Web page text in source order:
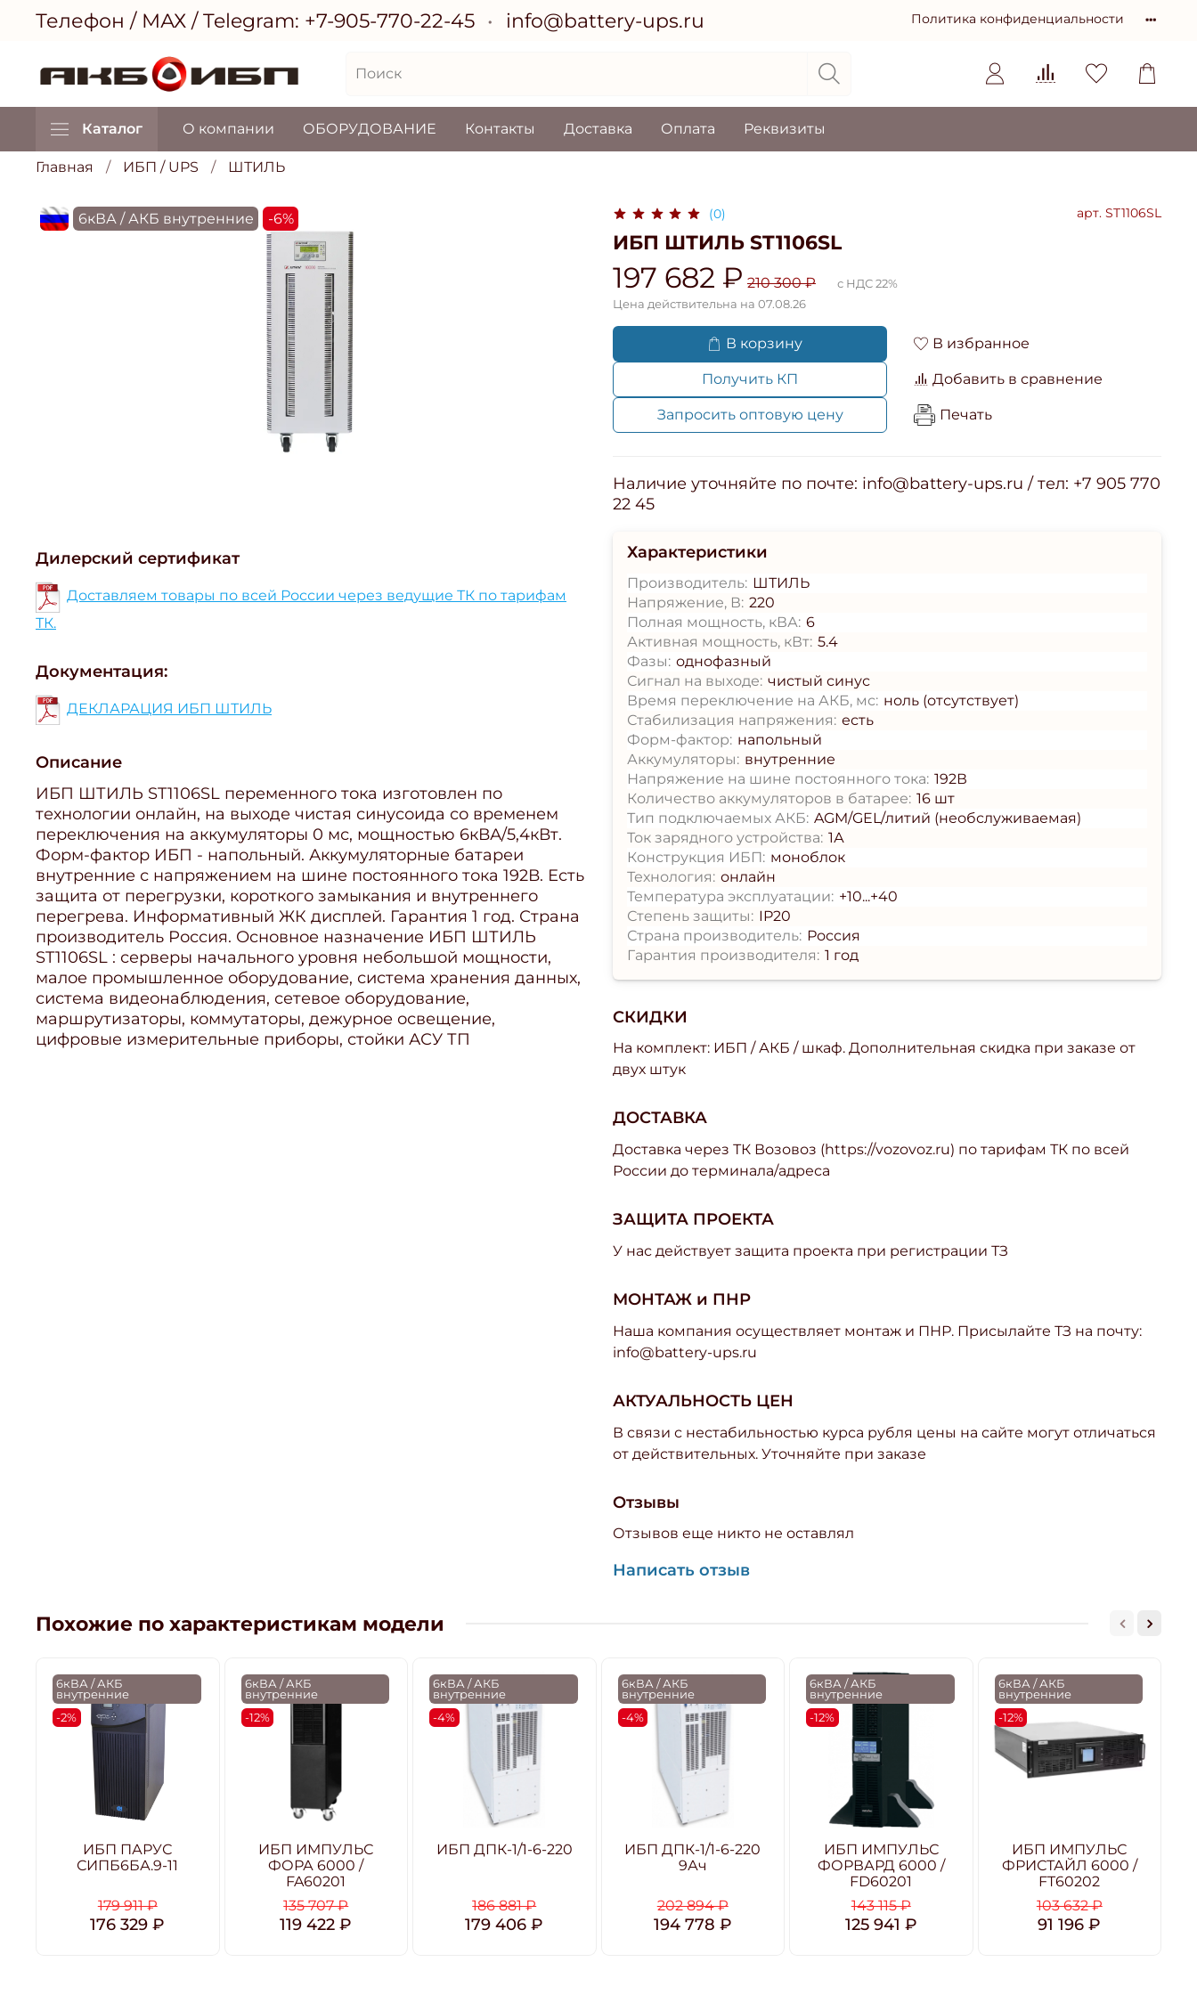
Политика конфиденциальности
Телефон / МАХ / Telegram: +7-905-770-22-45 info@battery-ups.ru
Каталог О компании ОБОРУДОВАНИЕ Контакты Доставка Оплата Реквизиты
Главная ИБП / UPS ШТИЛЬ
Дилерский сертификат
Доставляем товары по всей России через ведущие ТК по тарифам
ТК.
Документация:
ДЕКЛАРАЦИЯ ИБП ШТИЛЬ
Описание
ИБП ШТИЛЬ ST1106SL переменного тока изготовлен по
технологии онлайн, на выходе чистая синусоида со временем
переключения на аккумуляторы 0 мс, мощностью 6кВА/5,4кВт.
Форм-фактор ИБП - напольный. Аккумуляторные батареи
внутренние с напряжением на шине постоянного тока 192В. Есть
защита от перегрузки, короткого замыкания и внутреннего
перегрева. Информативный ЖК дисплей. Гарантия 1 год. Страна
производитель Россия. Основное назначение ИБП ШТИЛЬ
ST1106SL : серверы начального уровня небольшой мощности,
малое промышленное оборудование, система хранения данных,
система видеонаблюдения, сетевое оборудование,
маршрутизаторы, коммутаторы, дежурное освещение,
цифровые измерительные приборы, стойки АСУ ТП
flagRU6кВА / АКБ внутренние -6% (0) арт. ST1106SL
ИБП ШТИЛЬ ST1106SL
197 682 ₽ 210 300 ₽
с НДС 22%
Цена действительна на 07.08.26
В корзину
Получить КП
Запросить оптовую цену
В избранное
Добавить в сравнение
Печать
Наличие уточняйте по почте: info@battery-ups.ru / тел: +7 905 770
22 45
СКИДКИ
На комплект: ИБП / АКБ / шкаф. Дополнительная скидка при заказе от
двух штук
ДОСТАВКА
Доставка через ТК Возовоз (https://vozovoz.ru) по тарифам ТК по всей
России до терминала/адреса
ЗАЩИТА ПРОЕКТА
У нас действует защита проекта при регистрации ТЗ
МОНТАЖ и ПНР
Наша компания осуществляет монтаж и ПНР. Присылайте ТЗ на почту:
info@battery-ups.ru
АКТУАЛЬНОСТЬ ЦЕН
В связи с нестабильностью курса рубля цены на сайте могут отличаться
от действительных. Уточняйте при заказе
Характеристики
Производитель: ШТИЛЬ
Напряжение, В: 220
Полная мощность, кВА: 6
Активная мощность, кВт: 5.4
Фазы: однофазный
Сигнал на выходе: чистый синус
Время переключение на АКБ, мс: ноль (отсутствует)
Стабилизация напряжения: есть
Форм-фактор: напольный
Аккумуляторы: внутренние
Напряжение на шине постоянного тока: 192В
Количество аккумуляторов в батарее: 16 шт
Тип подключаемых АКБ: AGM/GEL/литий (необслуживаемая)
Ток зарядного устройства: 1А
Конструкция ИБП: моноблок
Технология: онлайн
Температура эксплуатации: +10...+40
Степень защиты: IP20
Страна производитель: Россия
Гарантия производителя: 1 год
Отзывы
Отзывов еще никто не оставлял
Написать отзыв
Похожие по характеристикам модели
6кВА / АКБ
внутренние
-2%
ИБП ПАРУС
СИПБ6БА.9-11
179 911 ₽
176 329 ₽
6кВА / АКБ
внутренние
-12%
ИБП ИМПУЛЬС
ФОРА 6000 /
FA60201
135 707 ₽
119 422 ₽
6кВА / АКБ
внутренние
-4%
ИБП ДПК-1/1-6-220
186 881 ₽
179 406 ₽
6кВА / АКБ
внутренние
-4%
ИБП ДПК-1/1-6-220
9Ач
202 894 ₽
194 778 ₽
6кВА / АКБ
внутренние
-12%
ИБП ИМПУЛЬС
ФОРВАРД 6000 /
FD60201
143 115 ₽
125 941 ₽
6кВА / АКБ
внутренние
-12%
ИБП ИМПУЛЬС
ФРИСТАЙЛ 6000 /
FT60202
103 632 ₽
91 196 ₽